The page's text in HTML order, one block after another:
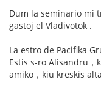
Dum la seminario mi
gastoj el Vladivotok .
La estro de Pacifika
Estis s-ro Alisandru
amiko，kiu kreskis